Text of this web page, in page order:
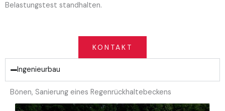
Belastungstest standhalten.
KONTAKT
Ingenieurbau
Bönen, Sanierung eines Regenrückhaltebeckens